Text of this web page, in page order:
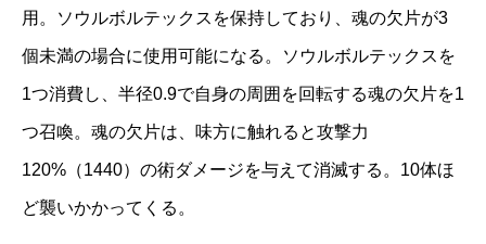
用。ソウルボルテックスを保持しており、魂の欠片が3
個未満の場合に使用可能になる。ソウルボルテックスを
1つ消費し、半径0.9で自身の周囲を回転する魂の欠片を1
つ召喚。魂の欠片は、味方に触れると攻撃力
120%（1440）の術ダメージを与えて消滅する。10体ほ
ど襲いかかってくる。